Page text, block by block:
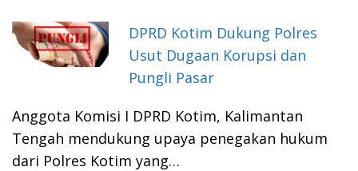
DPRD Kotim Dukung Polres
Usut Dugaan Korupsi dan
Pungli Pasar
Anggota Komisi I DPRD Kotim, Kalimantan
Tengah mendukung upaya penegakan hukum
dari Polres Kotim yang…